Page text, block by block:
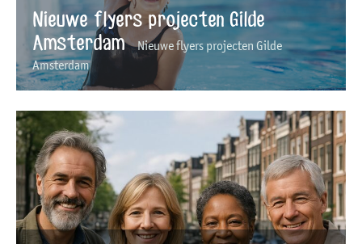
Nieuwe flyers projecten Gilde
Amsterdam
Nieuwe flyers projecten Gilde
Amsterdam